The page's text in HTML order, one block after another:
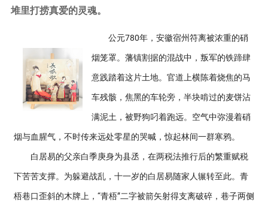
堆里打捞真爱的灵魂。
公元780年，安徽宿州符离被浓重的硝
烟笼罩。藩镇割据的混战中，叛军的铁蹄肆
意践踏着这片土地。官道上横陈着烧焦的马
车残骸，焦黑的车轮旁，半块啃过的麦饼沾
满泥土，被野狗叼着跑远。空气中弥漫着硝
烟与血腥气，不时传来远处零星的哭喊，惊起林间一群寒鸦。
白居易的父亲白季庚身为县丞，在两税法推行后的繁重赋税
下苦苦支撑。为躲避战乱，十一岁的白居易随家人辗转至此。青
梧巷口歪斜的木牌上，“青梧”二字被箭矢射得支离破碎，巷子两侧